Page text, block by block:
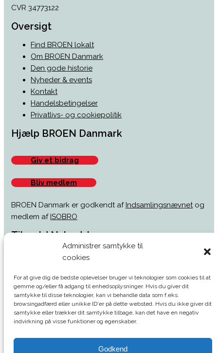
Administrer samtykke til
cookies
For at give dig de bedste oplevelser bruger vi teknologier som cookies til at
gemme og/eller få adgang til enhedsoplysninger. Hvis du giver dit
samtykke til disse teknologier, kan vi behandle data som f.eks.
browsingadfærd eller unikke ID'er på dette websted. Hvis du ikke giver dit
samtykke eller trækker dit samtykke tilbage, kan det have en negativ
indvirkning på visse funktioner og egenskaber.
Godkend
CVR 34773122
Oversigt
Find BROEN lokalt
Om BROEN Danmark
Den gode historie
Nyheder & events
Kontakt
Handelsbetingelser
Privatlivs- og cookiepolitik
Hjælp BROEN Danmark
Giv et bidrag
Bliv medlem
BROEN Danmark er godkendt afIndsamlingsnævnetog
medlem afISOBRO
Tilmeld Nyhedsbrev
sende nyhedsbreve til mig